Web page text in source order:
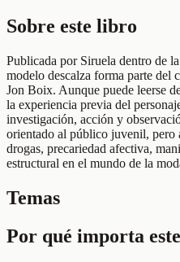
Sobre este libro
Publicada por Siruela dentro de
modelo descalza forma parte del
Jon Boix. Aunque puede leerse
la experiencia previa del
investigación, acción y
orientado al público juvenil, pero
drogas, precariedad afectiva,
estructural en el mundo de la
Temas
Por qué importa